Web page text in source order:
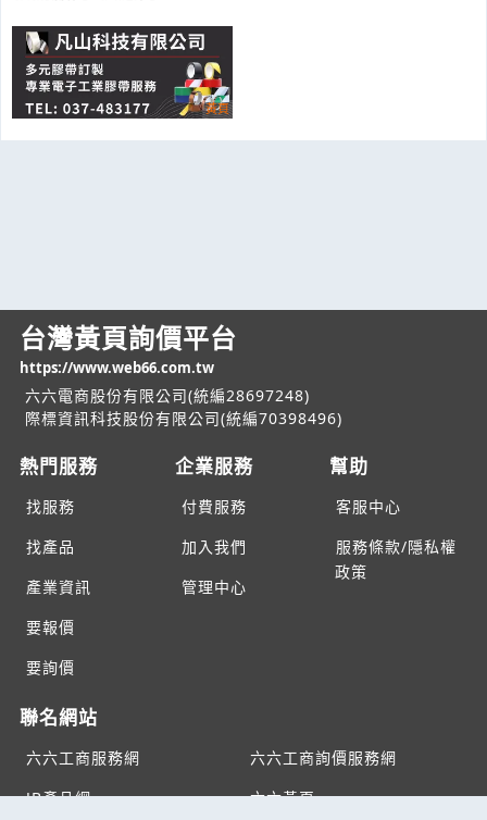
台灣黃頁詢價平台
https://www.web66.com.tw
六六電商股份有限公司(統編28697248)
際標資訊科技股份有限公司(統編70398496)
熱門服務
找服務
找產品
產業資訊
要報價
要詢價
企業服務
付費服務
加入我們
管理中心
幫助
客服中心
服務條款/隱私權
政策
聯名網站
六六工商服務網
六六工商詢價服務網
JB產品網
六六黃頁